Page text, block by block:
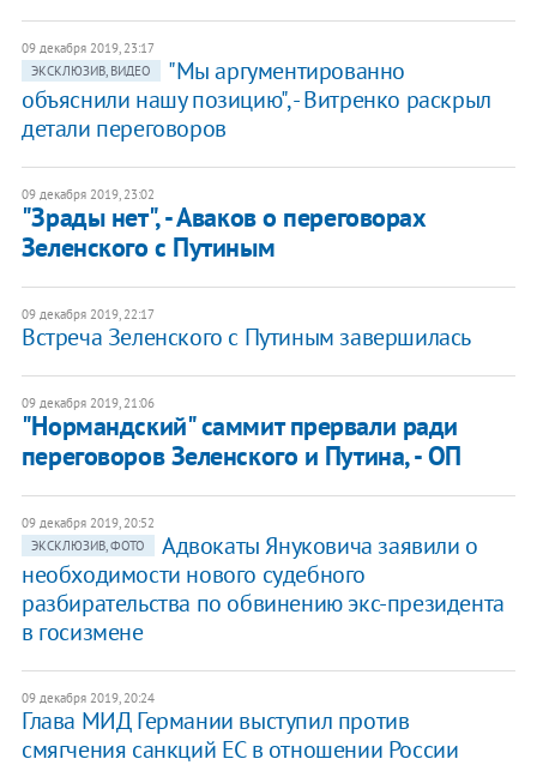
09 декабря 2019, 23:17
ЭКСКЛЮЗИВ, ВИДЕО
"Мы аргументированно
объяснили нашу позицию", - Витренко раскрыл
детали переговоров
09 декабря 2019, 23:02
"Зрады нет", - Аваков о переговорах
Зеленского с Путиным
09 декабря 2019, 22:17
Встреча Зеленского с Путиным завершилась
09 декабря 2019, 21:06
"Нормандский" саммит прервали ради
переговоров Зеленского и Путина, - ОП
09 декабря 2019, 20:52
ЭКСКЛЮЗИВ, ФОТО
Адвокаты Януковича заявили о
необходимости нового судебного
разбирательства по обвинению экс-президента
в госизмене
09 декабря 2019, 20:24
Глава МИД Германии выступил против
смягчения санкций ЕС в отношении России